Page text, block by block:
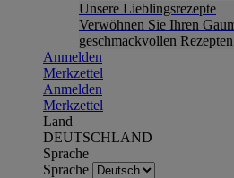
Unsere Lieblingsrezepte
Verwöhnen Sie Ihren
geschmackvollen
Anmelden
Merkzettel
Anmelden
Merkzettel
Land
DEUTSCHLAND
Sprache
Sprache